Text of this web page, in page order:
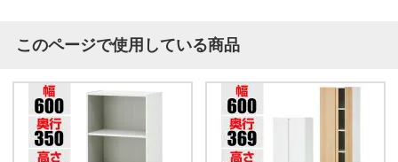
このページで使用している商品